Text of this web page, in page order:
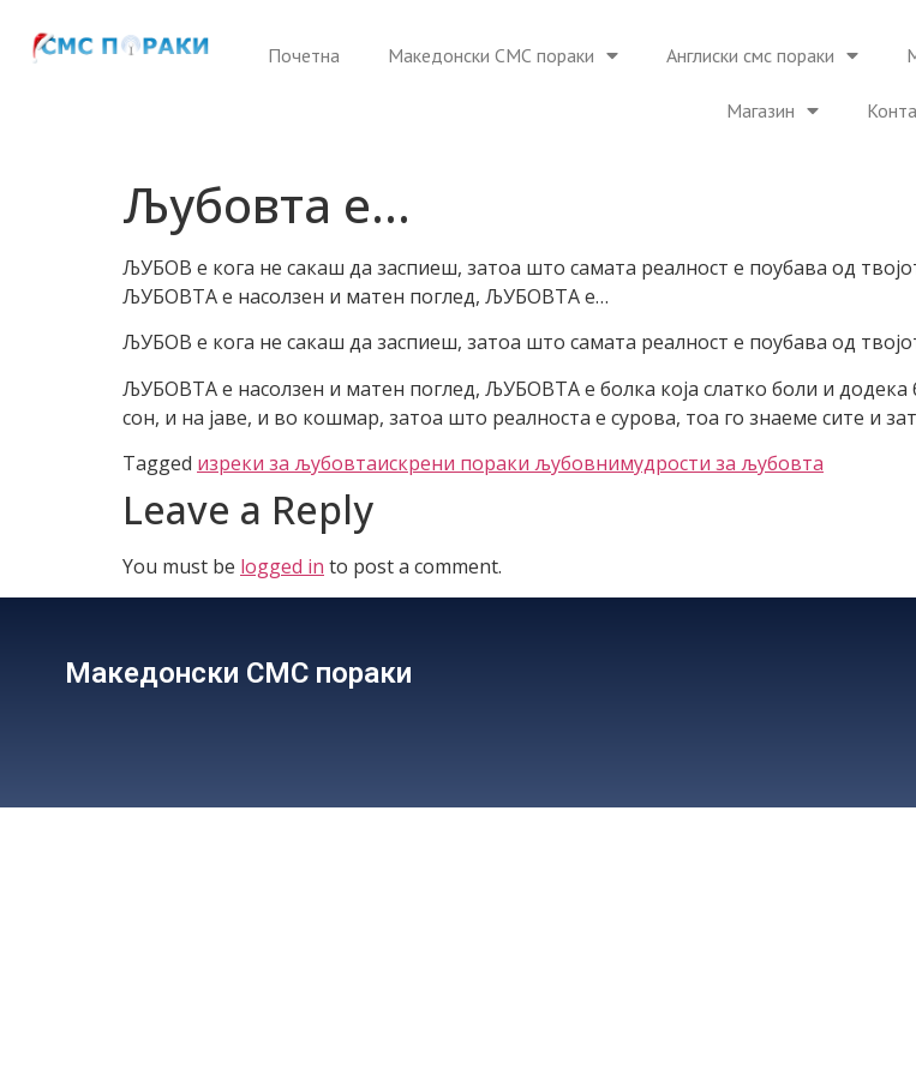
Почетна Македонски СМС пораки Англиски смс пораки
Магазин
Љубовта е…
ЉУБОВ е кога не сакаш да заспиеш, затоа што самата реалност е поубава од
ЉУБОВТА е насолзен и матен поглед, ЉУБОВТА е…
ЉУБОВ е кога не сакаш да заспиеш, затоа што самата реалност е поубава од
ЉУБОВТА е насолзен и матен поглед, ЉУБОВТА е болка која слатко боли и
сон, и на јаве, и во кошмар, затоа што реалноста е сурова, тоа го знаеме сите и
Tagged изреки за љубовтаискрени пораки љубовнимудрости за љубовта
Leave a Reply
You must be logged in to post a comment.
Македонски СМС пораки